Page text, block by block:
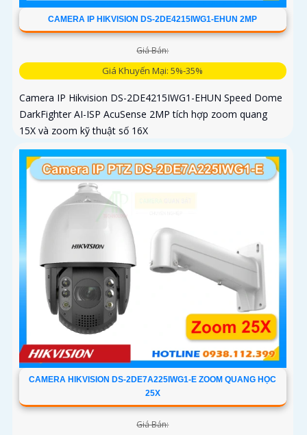
CAMERA IP HIKVISION DS-2DE4215IWG1-EHUN 2MP
Giá Bán:
Giá Khuyến Mại: 5%-35%
Camera IP Hikvision DS-2DE4215IWG1-EHUN Speed Dome
DarkFighter AI-ISP AcuSense 2MP tích hợp zoom quang
15X và zoom kỹ thuật số 16X
CAMERA HIKVISION DS-2DE7A225IWG1-E ZOOM QUANG HỌC
25X
Giá Bán: